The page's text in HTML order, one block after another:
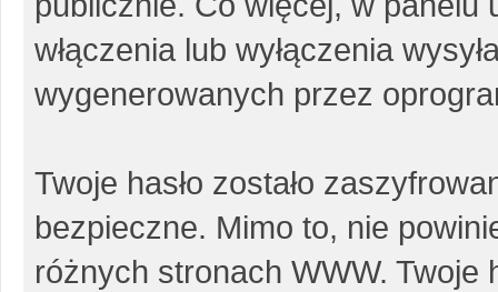
włączenia lub wyłączenia
wygenerowanych przez
Twoje hasło zostało
bezpieczne. Mimo to, nie
różnych stronach WWW. Twoje